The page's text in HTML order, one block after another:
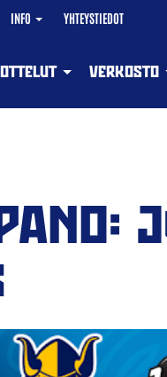
INFO YHTEYSTIEDOT
OTTELUT VERKOSTO